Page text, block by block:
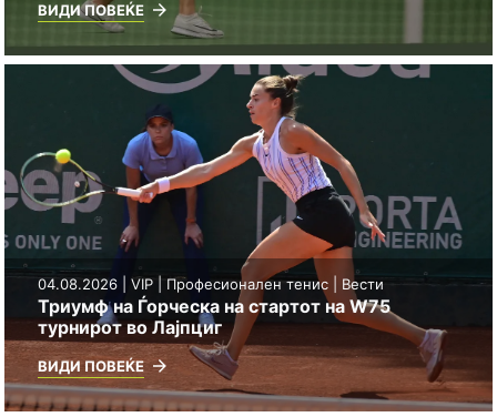
ВИДИ ПОВЕЌЕ
04.08.2026 | VIP | Професионален тенис | Вести
Триумф на Ѓорческа на стартот на W75
турнирот во Лајпциг
ВИДИ ПОВЕЌЕ